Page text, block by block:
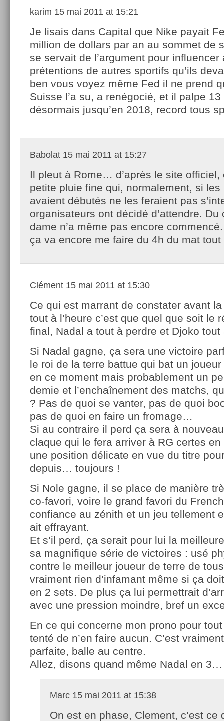
karim 15 mai 2011 at 15:21
Je lisais dans Capital que Nike payait
million de dollars par an au sommet de
se servait de l’argument pour
prétentions de autres sportifs qu’ils
ben vous voyez même Fed il ne prend
Suisse l’a su, a renégocié, et il palpe
désormais jusqu’en 2018, record tous
Babolat 15 mai 2011 at 15:27
Il pleut à Rome… d’après le site officiel,
petite pluie fine qui, normalement, si les
avaient débutés ne les feraient pas
organisateurs ont décidé d’attendre. Du
dame n’a même pas encore
ça va encore me faire du 4h du mat tout
Clément 15 mai 2011 at 15:30
Ce qui est marrant de constater avant
tout à l’heure c’est que quel que soit le
final, Nadal a tout à perdre et Djoko tout
Si Nadal gagne, ça sera une victoire
le roi de la terre battue qui bat un
en ce moment mais probablement un
demie et l’enchaînement des matchs,
? Pas de quoi se vanter, pas de quoi
pas de quoi en faire un fromage…
Si au contraire il perd ça sera à
claque qui le fera arriver à RG certes en
une position délicate en vue du titre
depuis… toujours !
Si Nole gagne, il se place de manière
co-favori, voire le grand favori du
confiance au zénith et un jeu tellement
ait effrayant.
Et s’il perd, ça serait pour lui la
sa magnifique série de victoires : usé
contre le meilleur joueur de terre de
vraiment rien d’infamant même si ça
en 2 sets. De plus ça lui permettrait
avec une pression moindre, bref un
En ce qui concerne mon prono pour
tenté de n’en faire aucun. C’est
parfaite, balle au centre.
Allez, disons quand même Nadal en 3…
Marc 15 mai 2011 at 15:38
On est en phase, Clement, c’est ce